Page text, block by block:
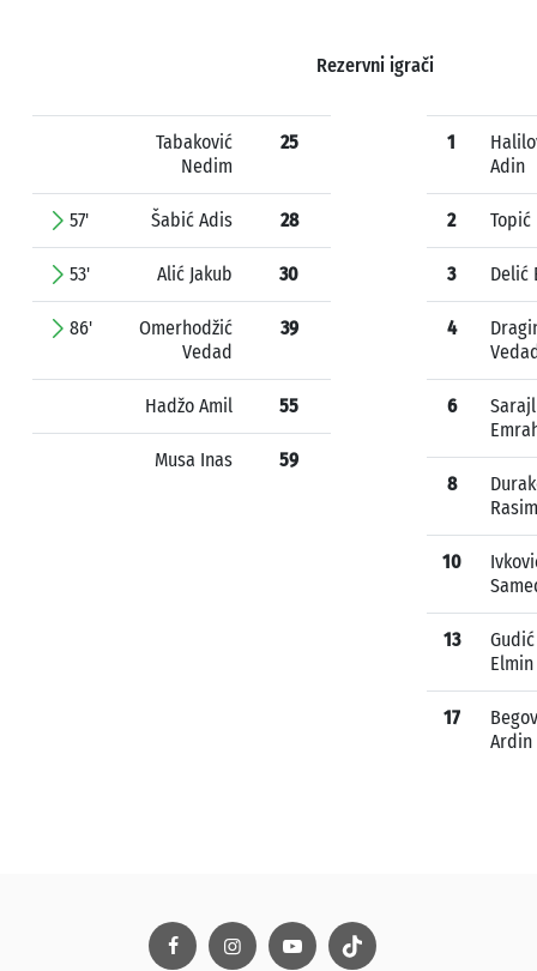
Rezervni igrači
Tabaković
Nedim
25
57' Šabić Adis 28
53' Alić Jakub 30
86'
Omerhodžić
Vedad
39
Hadžo Amil 55
Musa Inas 59
1
Adin
2 Topić
3 Delić
4
6
8
Rasim
10
13
Gudić
Elmin
17
Ardin